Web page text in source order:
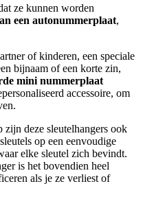
ze kunnen worden
een autonummerplaat,
of kinderen, een speciale
bijnaam of een korte zin,
mini nummerplaat
accessoire, om
zijn deze sleutelhangers ook
op een eenvoudige
elke sleutel zich bevindt.
is het bovendien heel
als je ze verliest of